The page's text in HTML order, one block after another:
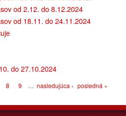
od 2.12. do 8.12.2024
od 18.11. do 24.11.2024
do 27.10.2024
8 9 … nasledujúca › posledná »